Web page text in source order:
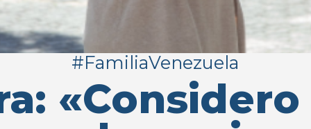
#FamiliaVenezuela